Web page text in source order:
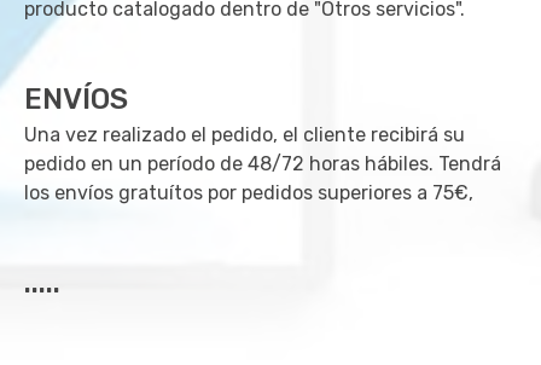
producto catalogado dentro de "Otros servicios".
ENVÍOS
Una vez realizado el pedido, el cliente recibirá su
pedido en un período de 48/72 horas hábiles. Tendrá
los envíos gratuítos por pedidos superiores a 75€,
.....